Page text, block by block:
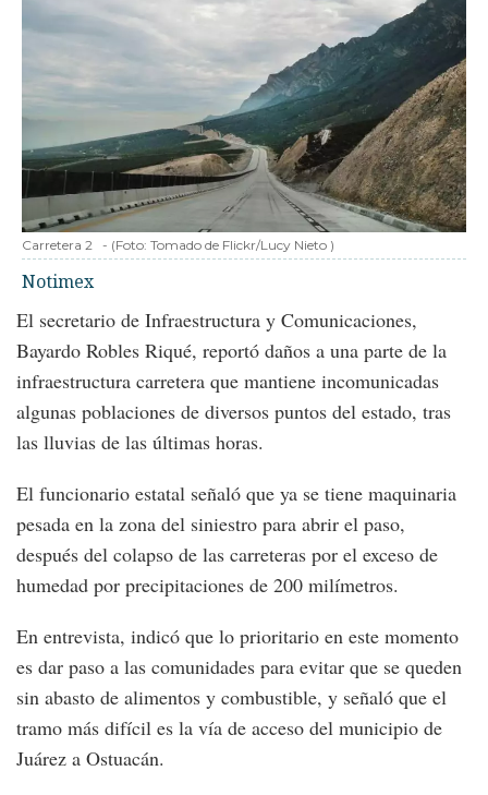
Carretera 2 - (Foto: Tomado de Flickr/Lucy Nieto )
Notimex
El secretario de Infraestructura y Comunicaciones,
Bayardo Robles Riqué, reportó daños a una parte de la
infraestructura carretera que mantiene incomunicadas
algunas poblaciones de diversos puntos del estado, tras
las lluvias de las últimas horas.
El funcionario estatal señaló que ya se tiene maquinaria
pesada en la zona del siniestro para abrir el paso,
después del colapso de las carreteras por el exceso de
humedad por precipitaciones de 200 milímetros.
En entrevista, indicó que lo prioritario en este momento
es dar paso a las comunidades para evitar que se queden
sin abasto de alimentos y combustible, y señaló que el
tramo más difícil es la vía de acceso del municipio de
Juárez a Ostuacán.